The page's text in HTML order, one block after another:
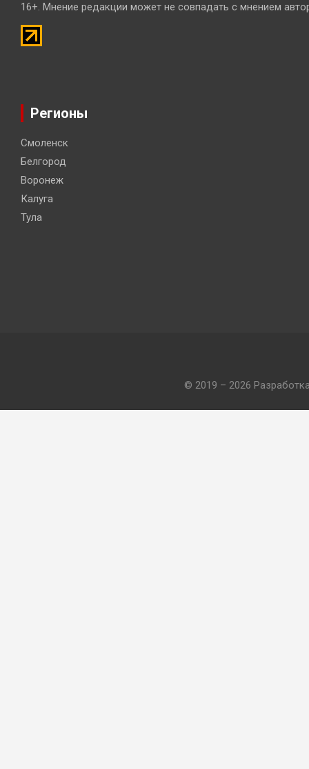
16+. Мнение редакции может не совпадать с мнением
Регионы
Смоленск
Белгород
Воронеж
Калуга
Тула
© 2019 – 2026